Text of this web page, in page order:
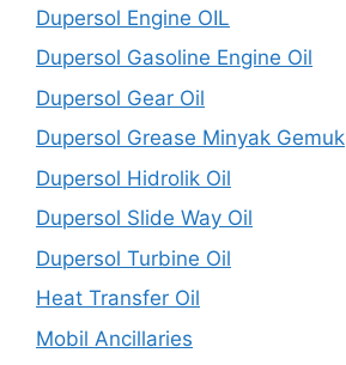
Dupersol Engine OIL
Dupersol Gasoline Engine Oil
Dupersol Gear Oil
Dupersol Grease Minyak Gemuk
Dupersol Hidrolik Oil
Dupersol Slide Way Oil
Dupersol Turbine Oil
Heat Transfer Oil
Mobil Ancillaries